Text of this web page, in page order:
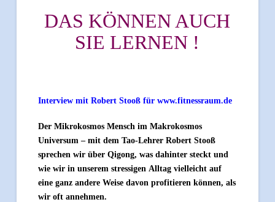
DAS KÖNNEN AUCH
SIE LERNEN !
Interview mit Robert Stooß für www.fitnessraum.de
Der Mikrokosmos Mensch im Makrokosmos
Universum – mit dem Tao-Lehrer Robert Stooß
sprechen wir über Qigong, was dahinter steckt und
wie wir in unserem stressigen Alltag vielleicht auf
eine ganz andere Weise davon profitieren können, als
wir oft annehmen.